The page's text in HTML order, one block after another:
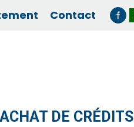
Contact
DE CRÉDITS